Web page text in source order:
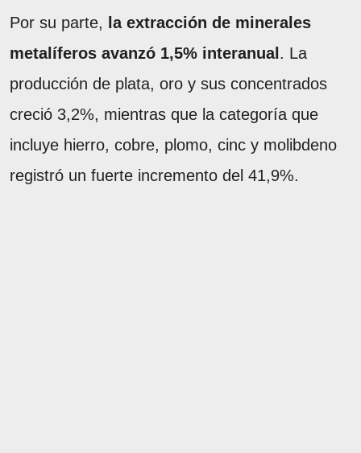
Por su parte, la extracción de minerales
metalíferos avanzó 1,5% interanual . La
producción de plata, oro y sus concentrados
creció 3,2%, mientras que la categoría que
incluye hierro, cobre, plomo, cinc y molibdeno
registró un fuerte incremento del 41,9%.